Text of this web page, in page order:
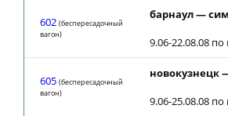
602 (беспересадочный
вагон)
барнаул —
9.06-22.08.08
605 (беспересадочный
вагон)
новокузнецк
9.06-25.08.08